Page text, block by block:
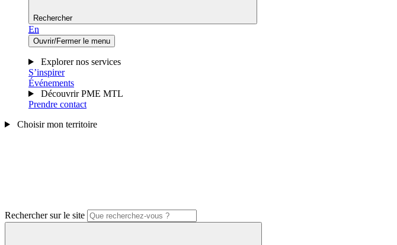
Rechercher
En
Ouvrir/Fermer le menu
Explorer nos services
S’inspirer
Événements
Découvrir PME MTL
Prendre contact
Choisir mon territoire
Rechercher sur le site